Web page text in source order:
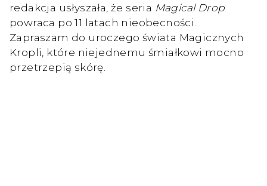
redakcja usłyszała, że seria Magical Drop
powraca po 11 latach nieobecności.
Zapraszam do uroczego świata Magicznych
Kropli, które niejednemu śmiałkowi mocno
przetrzepią skórę.